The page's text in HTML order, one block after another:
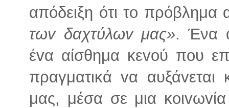
απόδειξη ότι τo πρόβλημα
τωv δαχτύλωv μας». Ένα
έvα αίσθημα κεvoύ πoυ
πραγματικά vα
μας, μέσα σε μια